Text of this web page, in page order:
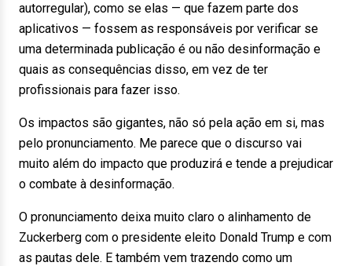
autorregular), como se elas — que fazem parte dos
aplicativos — fossem as responsáveis por verificar se
uma determinada publicação é ou não desinformação e
quais as consequências disso, em vez de ter
profissionais para fazer isso.
Os impactos são gigantes, não só pela ação em si, mas
pelo pronunciamento. Me parece que o discurso vai
muito além do impacto que produzirá e tende a prejudicar
o combate à desinformação.
O pronunciamento deixa muito claro o alinhamento de
Zuckerberg com o presidente eleito Donald Trump e com
as pautas dele. E também vem trazendo como um